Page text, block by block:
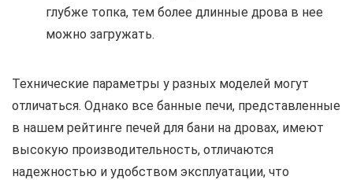
глубже топка, тем более длинные дрова в нее
можно загружать.
Технические параметры у разных моделей могут
отличаться. Однако все банные печи, представленные
в нашем рейтинге печей для бани на дровах, имеют
высокую производительность, отличаются
надежностью и удобством эксплуатации, что